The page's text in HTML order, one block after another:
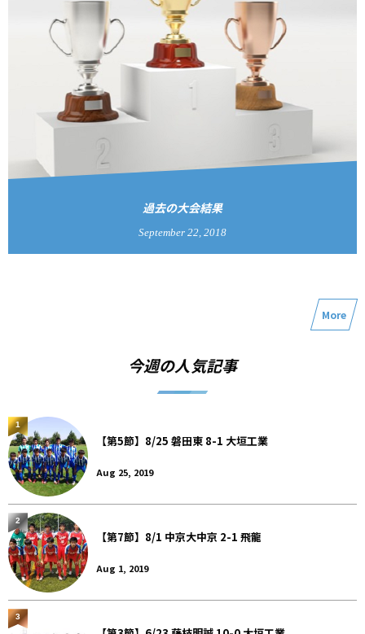
過去の大会結果
September 22, 2018
More
今週の人気記事
【第5節】8/25 磐田東 8-1 大垣工業
Aug 25, 2019
1
【第7節】8/1 中京大中京 2-1 飛龍
Aug 1, 2019
2
3